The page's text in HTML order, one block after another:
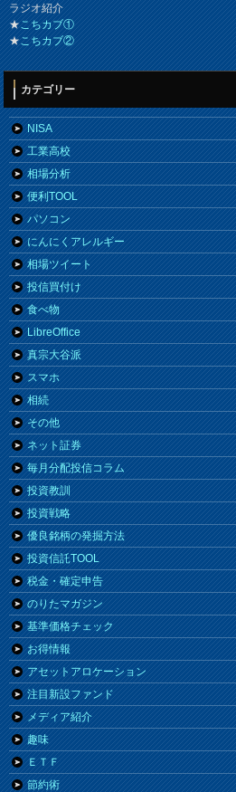
ラジオ紹介
★こちカブ①
★こちカブ②
カテゴリー
NISA
工業高校
相場分析
便利TOOL
パソコン
にんにくアレルギー
相場ツイート
投信買付け
食べ物
LibreOffice
真宗大谷派
スマホ
相続
その他
ネット証券
毎月分配投信コラム
投資教訓
投資戦略
優良銘柄の発掘方法
投資信託TOOL
税金・確定申告
のりたマガジン
基準価格チェック
お得情報
アセットアロケーション
注目新設ファンド
メディア紹介
趣味
ＥＴＦ
節約術